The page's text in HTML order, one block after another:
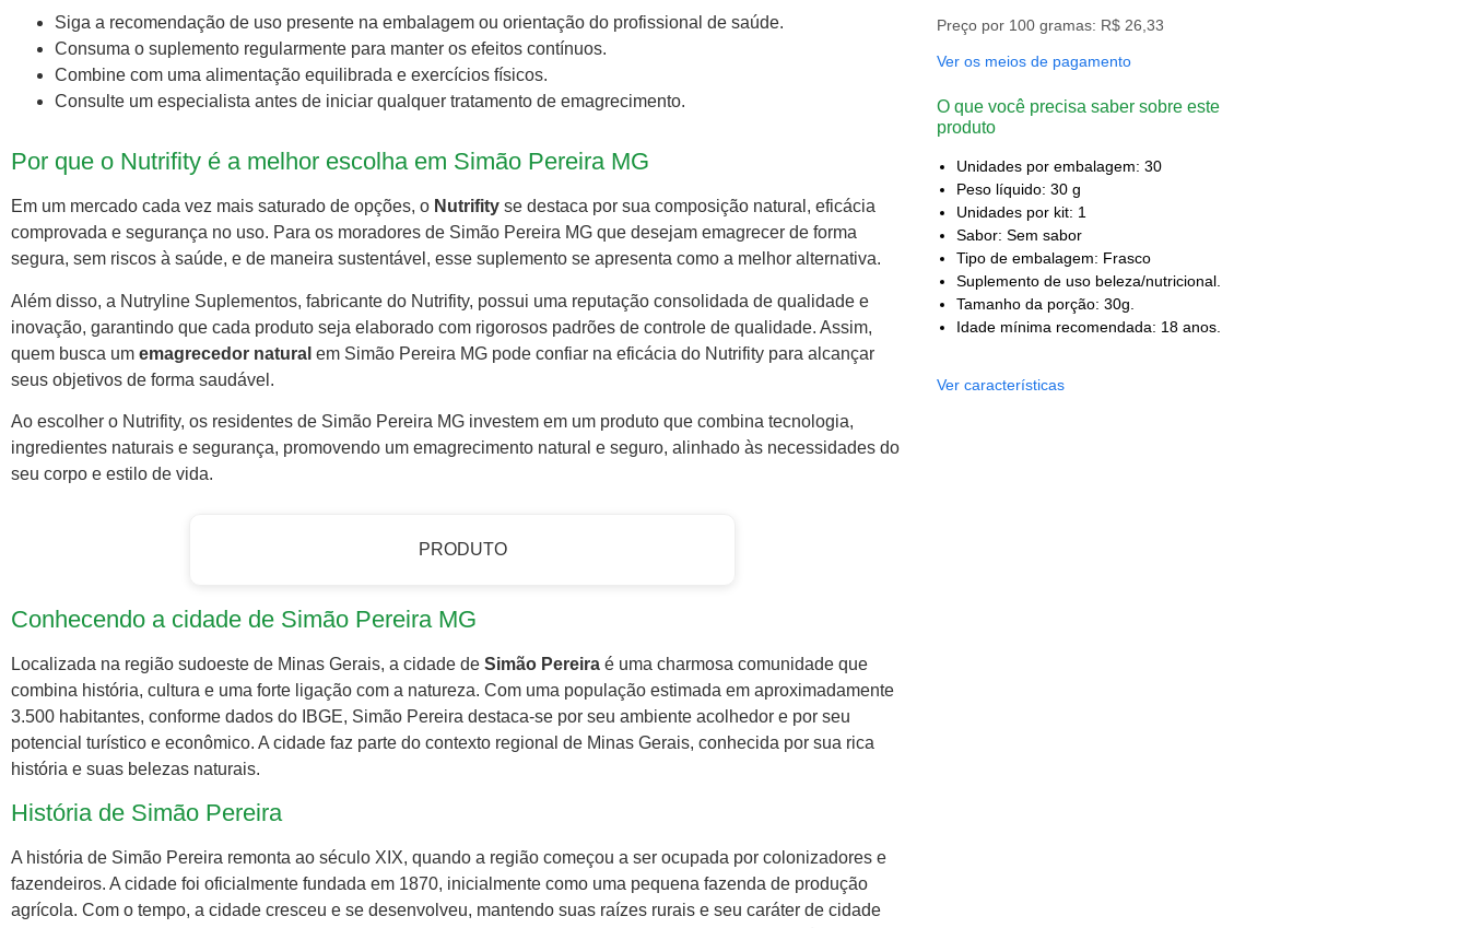
Siga a recomendação de uso presente na embalagem ou orientação do profissional de saúde.
Consuma o suplemento regularmente para manter os efeitos contínuos.
Combine com uma alimentação equilibrada e exercícios físicos.
Consulte um especialista antes de iniciar qualquer tratamento de emagrecimento.
Por que o Nutrifity é a melhor escolha em Simão Pereira MG
Em um mercado cada vez mais saturado de opções, o Nutrifity se destaca por sua composição natural, eficácia
comprovada e segurança no uso. Para os moradores de Simão Pereira MG que desejam emagrecer de forma
segura, sem riscos à saúde, e de maneira sustentável, esse suplemento se apresenta como a melhor alternativa.
Além disso, a Nutryline Suplementos, fabricante do Nutrifity, possui uma reputação consolidada de qualidade e
inovação, garantindo que cada produto seja elaborado com rigorosos padrões de controle de qualidade. Assim,
quem busca um emagrecedor natural em Simão Pereira MG pode confiar na eficácia do Nutrifity para alcançar
seus objetivos de forma saudável.
Ao escolher o Nutrifity, os residentes de Simão Pereira MG investem em um produto que combina tecnologia,
ingredientes naturais e segurança, promovendo um emagrecimento natural e seguro, alinhado às necessidades do
seu corpo e estilo de vida.
PRODUTO
Conhecendo a cidade de Simão Pereira MG
Localizada na região sudoeste de Minas Gerais, a cidade de Simão Pereira é uma charmosa comunidade que
combina história, cultura e uma forte ligação com a natureza. Com uma população estimada em aproximadamente
3.500 habitantes, conforme dados do IBGE, Simão Pereira destaca-se por seu ambiente acolhedor e por seu
potencial turístico e econômico. A cidade faz parte do contexto regional de Minas Gerais, conhecida por sua rica
história e suas belezas naturais.
História de Simão Pereira
A história de Simão Pereira remonta ao século XIX, quando a região começou a ser ocupada por colonizadores e
fazendeiros. A cidade foi oficialmente fundada em 1870, inicialmente como uma pequena fazenda de produção
agrícola. Com o tempo, a cidade cresceu e se desenvolveu, mantendo suas raízes rurais e seu caráter de cidade
Preço por 100 gramas: R$ 26,33
Ver os meios de pagamento
O que você precisa saber sobre este
produto
Unidades por embalagem: 30
Peso líquido: 30 g
Unidades por kit: 1
Sabor: Sem sabor
Tipo de embalagem: Frasco
Suplemento de uso beleza/nutricional.
Tamanho da porção: 30g.
Idade mínima recomendada: 18 anos.
Ver características